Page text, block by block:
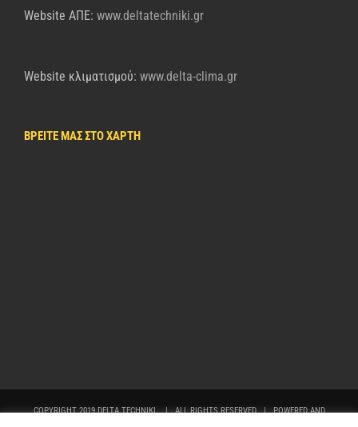
Website AΠΕ: www.deltatechniki.gr
Website κλιματισμού: www.delta-clima.gr
ΒΡΕΙΤΕ ΜΑΣ ΣΤΟ ΧΑΡΤΗ
COPYRIGHT 2019 DELTA TECHNIKI | ALL RIGHTS RESERVED | POWERED AND